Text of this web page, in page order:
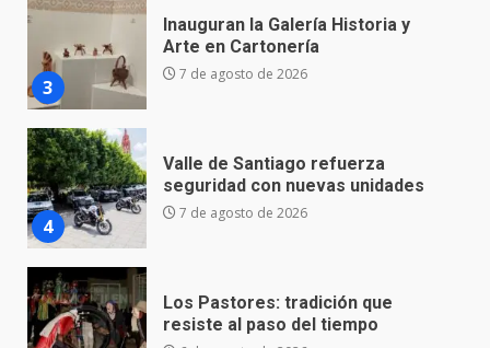
4
Valle de Santiago refuerza
seguridad con nuevas unidades
7 de agosto de 2026
5
Los Pastores: tradición que
resiste al paso del tiempo
6 de agosto de 2026
El Pbro. Mario Alberto Pérez
asume la administración de la
parroquia de Guarapo